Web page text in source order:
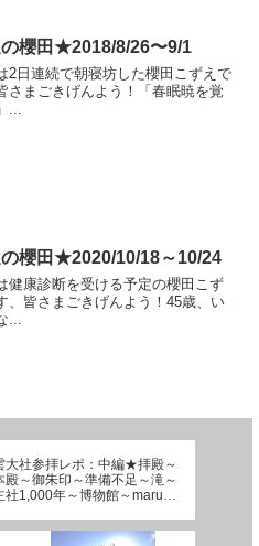
櫻田★2018/8/26〜9/1
2日連続で朝寝坊した櫻田こずえで
さまごきげんよう！「春眠暁を覚
...
櫻田★2020/10/18～10/24
健康診断を受ける予定の櫻田こず
、皆さまごきげんよう！45歳、い
...
大社参拝レポ：中編★拝殿～
殿～御朱印～準備不足～滝～
社1,000年～博物館～maru